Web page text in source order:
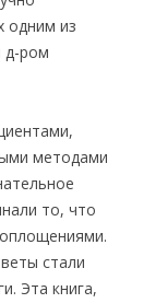
одним из
д-ром
методами
то, что
стали
Эта книга,